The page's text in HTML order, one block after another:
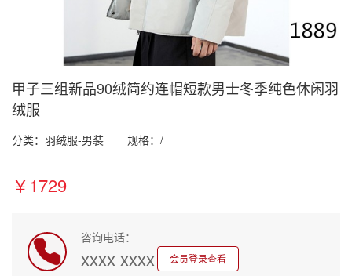
甲子三组新品90绒简约连帽短款男士冬季纯色休闲羽
绒服
分类：羽绒服-男装 规格：/
￥1729
咨询电话：
xxxx xxxx 会员登录查看